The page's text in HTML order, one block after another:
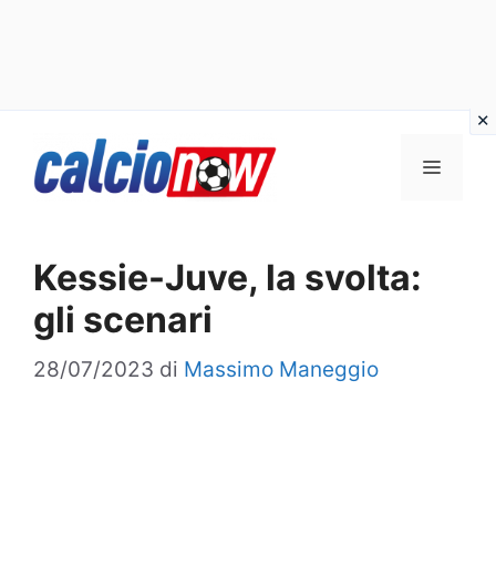
Menu
Kessie-Juve, la svolta:
gli scenari
28/07/2023 di Massimo Maneggio